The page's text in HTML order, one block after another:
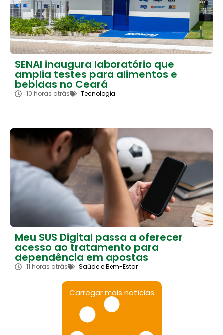
SENAI inaugura laboratório que
amplia testes para alimentos e
bebidas no Ceará
10 horas atrás Tecnologia
Meu SUS Digital passa a oferecer
acesso ao tratamento para
dependência em apostas
11 horas atrás Saúde e Bem-Estar
Carregar mais notícias